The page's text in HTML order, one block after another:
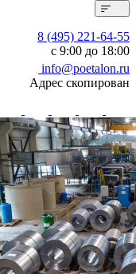
8 (495) 221-64-55
с 9:00 до 18:00
info@poetalon.ru
Адрес скопирован